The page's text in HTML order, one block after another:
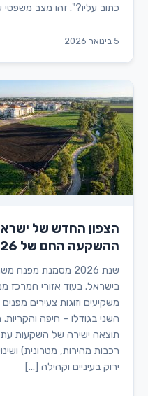
כתוב עליו?". זהו מצב משפטי
5 בינואר 2026
הצפון החדש של
ההשקעה החם של 2026?
שנת 2026 מסמנת
בישראל. בעוד אזורי המרכז
משקיעים וזוגות צעירים
השני בגודלו – חיפה
רכבות מהירות, מטרונית)
ירוק בעיניים וקהילה […]